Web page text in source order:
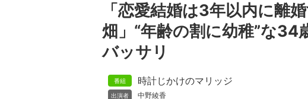
「恋愛結婚は3年以内に離
畑」“年齢の割に幼稚”な34
バッサリ
時計じかけのマリッジ
中野綾香